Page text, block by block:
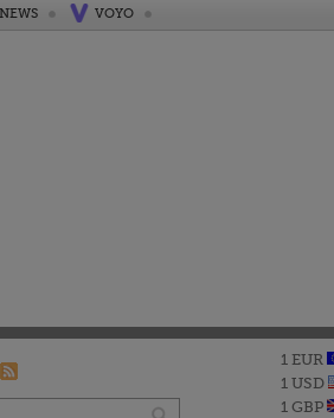
VOYO
1 EUR
1 USD
1 GBP